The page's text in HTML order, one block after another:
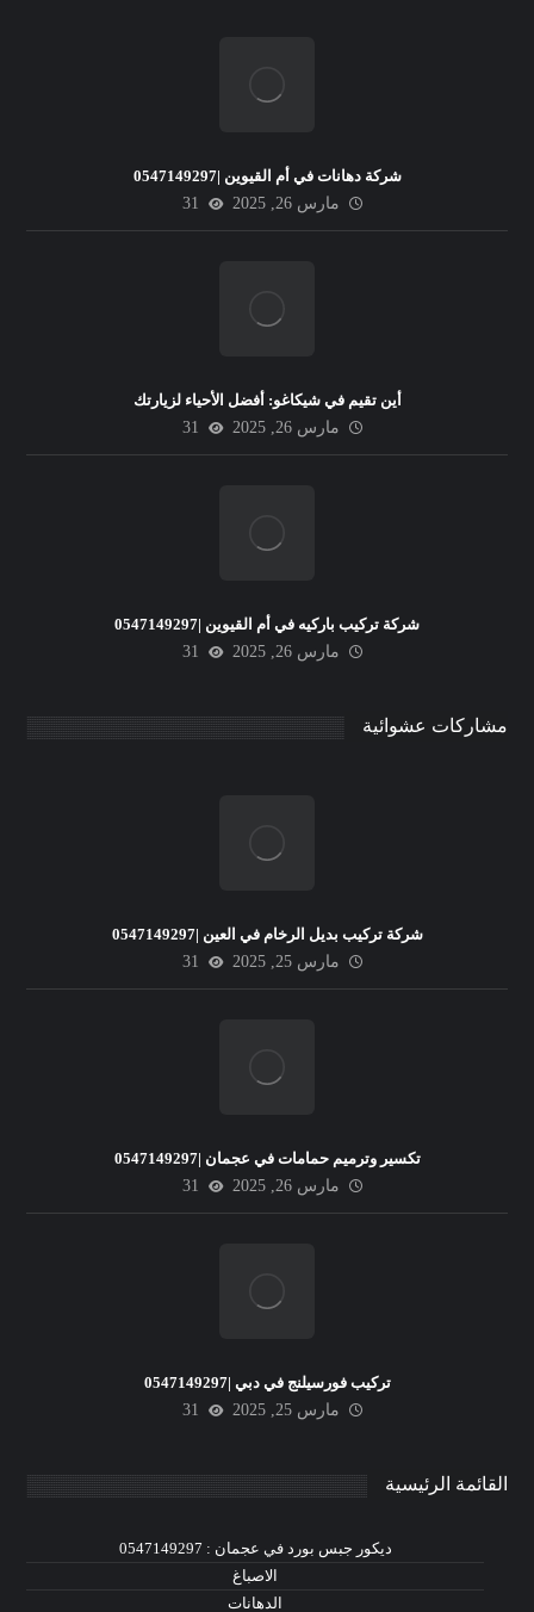
شركة دهانات في أم القيوين |0547149297
مارس 26, 2025
31
أين تقيم في شيكاغو: أفضل الأحياء لزيارتك
مارس 26, 2025
31
شركة تركيب باركيه في أم القيوين |0547149297
مارس 26, 2025
31
مشاركات عشوائية
شركة تركيب بديل الرخام في العين |0547149297
مارس 25, 2025
31
تكسير وترميم حمامات في عجمان |0547149297
مارس 26, 2025
31
تركيب فورسيلنج في دبي |0547149297
مارس 25, 2025
31
القائمة الرئيسية
ديكور جبس بورد في عجمان : 0547149297
الاصباغ
الدهانات